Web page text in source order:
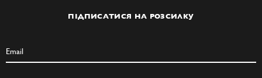
ПІДПИСАТИСЯ НА РОЗСИЛКУ